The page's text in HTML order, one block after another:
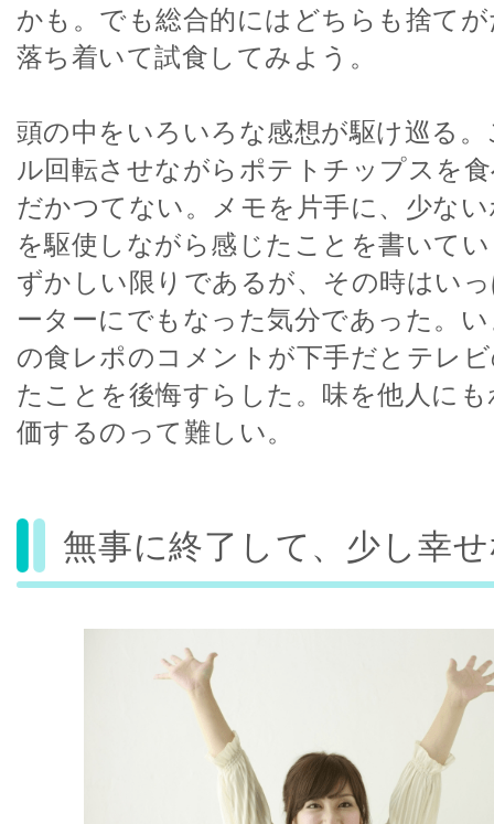
かも。でも総合的にはどちらも捨て
落ち着いて試食してみよう。
頭の中をいろいろな感想が駆け巡る
ル回転させながらポテトチップスを
だかつてない。メモを片手に、少な
を駆使しながら感じたことを書いて
ずかしい限りであるが、その時はい
ーターにでもなった気分であった。
の食レポのコメントが下手だとテレ
たことを後悔すらした。味を他人に
価するのって難しい。
無事に終了して、少し幸